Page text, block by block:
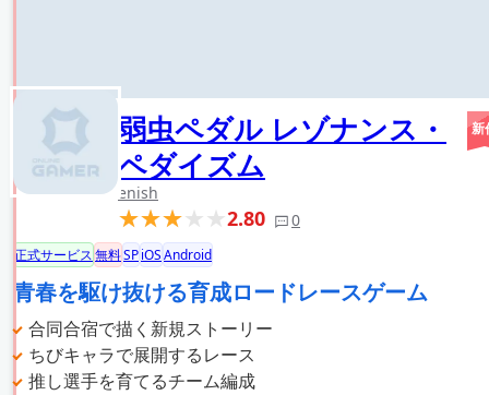
弱虫ペダル レゾナンス・
ペダイズム
enish
2.80 0
新
正式サービス無料SPiOSAndroid
青春を駆け抜ける育成ロードレースゲーム
合同合宿で描く新規ストーリー
ちびキャラで展開するレース
推し選手を育てるチーム編成